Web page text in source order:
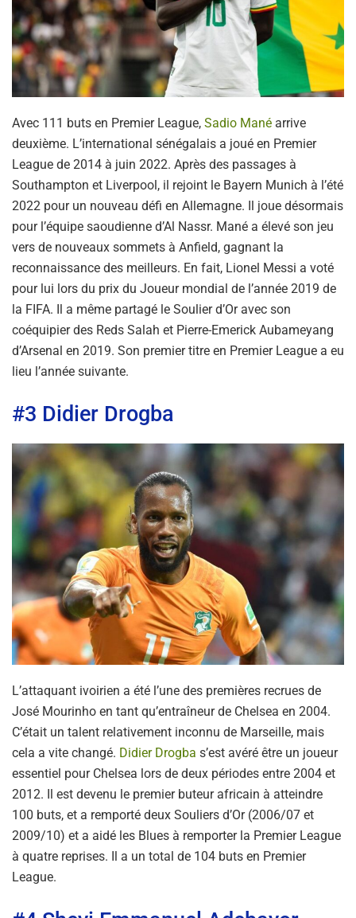
Avec 111 buts en Premier League, Sadio Mané arrive
deuxième. L’international sénégalais a joué en Premier
League de 2014 à juin 2022. Après des passages à
Southampton et Liverpool, il rejoint le Bayern Munich à l’été
2022 pour un nouveau défi en Allemagne. Il joue désormais
pour l’équipe saoudienne d’Al Nassr. Mané a élevé son jeu
vers de nouveaux sommets à Anfield, gagnant la
reconnaissance des meilleurs. En fait, Lionel Messi a voté
pour lui lors du prix du Joueur mondial de l’année 2019 de
la FIFA. Il a même partagé le Soulier d’Or avec son
coéquipier des Reds Salah et Pierre-Emerick Aubameyang
d’Arsenal en 2019. Son premier titre en Premier League a eu
lieu l’année suivante.
#3 Didier Drogba
L’attaquant ivoirien a été l’une des premières recrues de
José Mourinho en tant qu’entraîneur de Chelsea en 2004.
C’était un talent relativement inconnu de Marseille, mais
cela a vite changé. Didier Drogba s’est avéré être un joueur
essentiel pour Chelsea lors de deux périodes entre 2004 et
2012. Il est devenu le premier buteur africain à atteindre
100 buts, et a remporté deux Souliers d’Or (2006/07 et
2009/10) et a aidé les Blues à remporter la Premier League
à quatre reprises. Il a un total de 104 buts en Premier
League.